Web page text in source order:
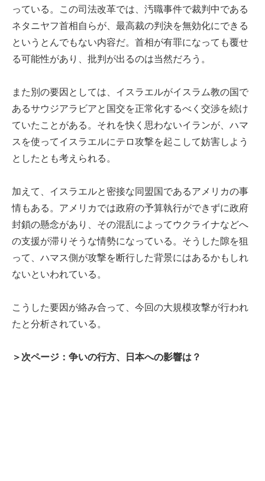
っている。この司法改革では、汚職事件で裁判中である
ネタニヤフ首相自らが、最高裁の判決を無効化にできる
というとんでもない内容だ。首相が有罪になっても覆せ
る可能性があり、批判が出るのは当然だろう。
また別の要因としては、イスラエルがイスラム教の国で
あるサウジアラビアと国交を正常化するべく交渉を続け
ていたことがある。それを快く思わないイランが、ハマ
スを使ってイスラエルにテロ攻撃を起こして妨害しよう
としたとも考えられる。
加えて、イスラエルと密接な同盟国であるアメリカの事
情もある。アメリカでは政府の予算執行ができずに政府
封鎖の懸念があり、その混乱によってウクライナなどへ
の支援が滞りそうな情勢になっている。そうした隙を狙
って、ハマス側が攻撃を断行した背景にはあるかもしれ
ないといわれている。
こうした要因が絡み合って、今回の大規模攻撃が行われ
たと分析されている。
＞次ページ：争いの行方、日本への影響は？